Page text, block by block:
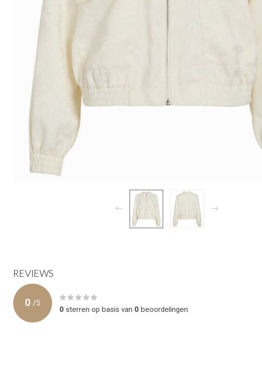
REVIEWS
0 /5
0 sterren op basis van 0 beoordelingen